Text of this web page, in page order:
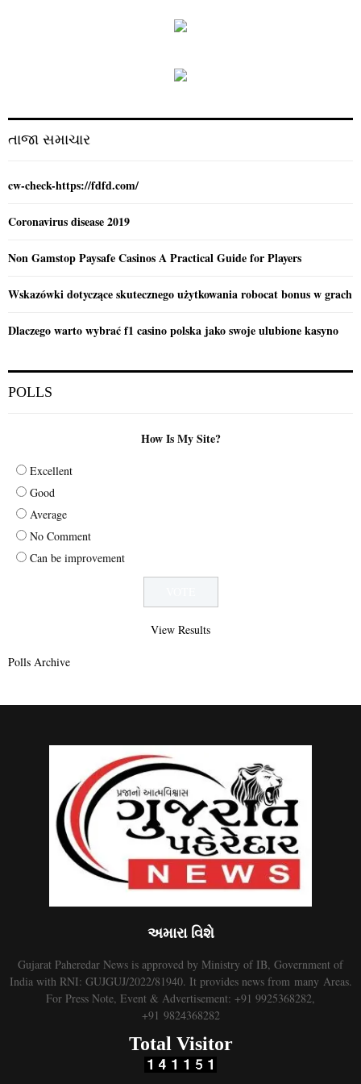
:
તાજા સમાચાર
cw-check-https://fdfd.com/
Coronavirus disease 2019
Non Gamstop Paysafe Casinos A Practical Guide for Players
Wskazówki dotyczące skutecznego użytkowania robocat bonus w grach
Dlaczego warto wybrać f1 casino polska jako swoje ulubione kasyno
POLLS
How Is My Site?
Excellent
Good
Average
No Comment
Can be improvement
View Results
Polls Archive
અમારા વિશે
Gujarat Paheredar News is approved by Ministry of IB, Government of
India with RNI: GUJGUJ/2022/81940. It provides news from many Areas.
For Press Note, Event & Advertisement: +91 9925368282,
+91 9824368282
Total Visitor